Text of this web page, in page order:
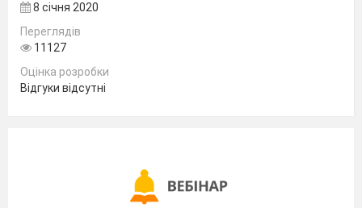
І. Організаційний етап
Учитель перевіряє готовність учнів до
уроку, налаштовує їх на роботу.
Актуалізація опорних знань
1. Опишіть перетворення, за допомогою якого
8 січня 2020
Переглядів
11127
Оцінка розробки
Відгуки відсутні